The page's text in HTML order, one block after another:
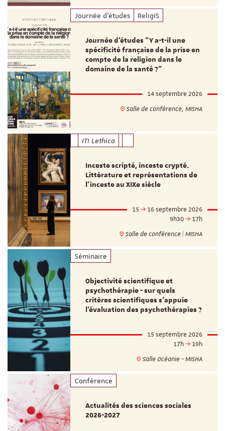
Journée d'études ReligiS
Journée d’études "Y a-t-il une
spécificité française de la prise en
compte de la religion dans le
domaine de la santé ?"
14 septembre 2026
Salle de conférence, MISHA
ITI Lethica
Inceste scripté, inceste crypté.
Littérature et représentations de
l’inceste au XIXe siècle
15
16 septembre 2026
9h30
17h
Salle de conférence | MISHA
Séminaire
Objectivité scientifique et
psychothérapie - sur quels
critères scientifiques s'appuie
l'évaluation des psychothérapies ?
15 septembre 2026
17h
19h
Salle Océanie - MISHA
Conférence
Actualités des sciences sociales
2026-2027